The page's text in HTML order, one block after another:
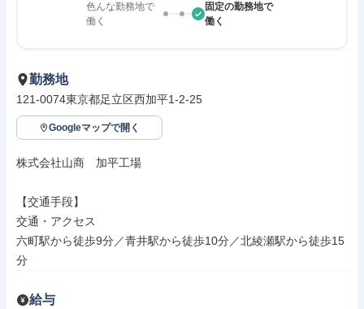
色んな勤務地で
働く
固定の勤務地で
働く
勤務地
121-0074東京都足立区西加平1-2-25
Googleマップで開く
株式会社山商　加平工場
【交通手段】
交通・アクセス
六町駅から徒歩9分／青井駅から徒歩10分／北綾瀬駅から徒歩15
分
給与